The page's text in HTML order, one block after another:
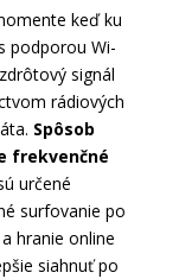
keď ku
podporou Wi-
signál
rádiových
Spôsob
frekvenčné
určené
surfovanie po
hranie online
siahnuť po